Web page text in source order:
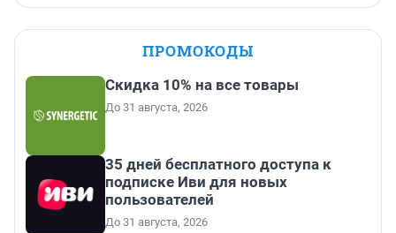
ПРОМОКОДЫ
Скидка 10% на все товары
До 31 августа, 2026
35 дней бесплатного доступа к
подписке Иви для новых
пользователей
До 31 августа, 2026